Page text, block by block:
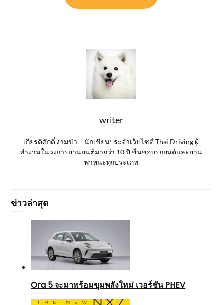
writer
เกียรติศักดิ์ งามขำ – นักเขียนประจำเว็บไซต์ Thai Driving ผู้
ทำงานในวงการยานยนต์มากว่า 10 ปี ชื่นชอบรถยนต์และยาน
พาหนะทุกประเภท
ข่าวล่าสุด
Ora 5 จะมาพร้อมขุมพลังใหม่ เวอร์ชัน PHEV